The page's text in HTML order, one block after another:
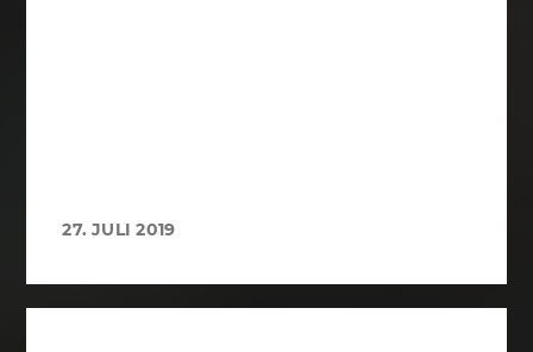
27. JULI 2019